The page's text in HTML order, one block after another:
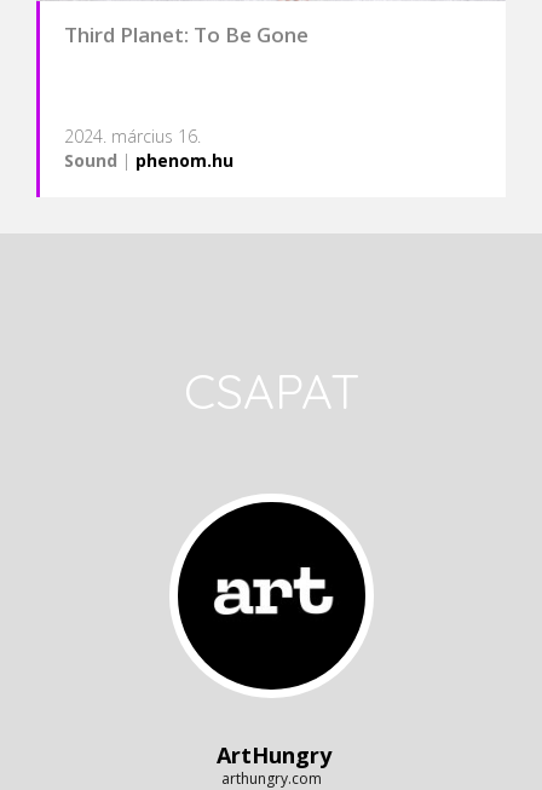
Third Planet: To Be Gone
2024. március 16.
Sound | phenom.hu
CSAPAT
ArtHungry
arthungry.com